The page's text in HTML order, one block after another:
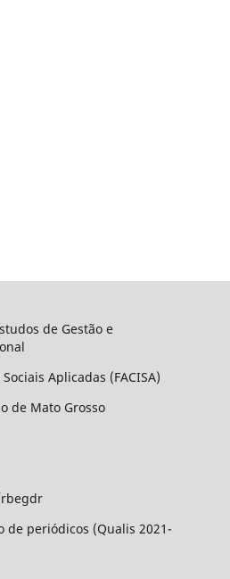
de Gestão e
Aplicadas (FACISA)
de Mato Grosso
de periódicos (Qualis 2021-